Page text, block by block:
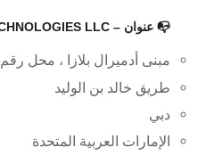
📭 عنوان – DIGIFEAT TECHNOLOGIES LLC :
مبنى أدميرال بلازا ، محل رقم 6 ، بلشلات 29
طريق خالد بن الوليد
دبي
الإمارات العربية المتحدة